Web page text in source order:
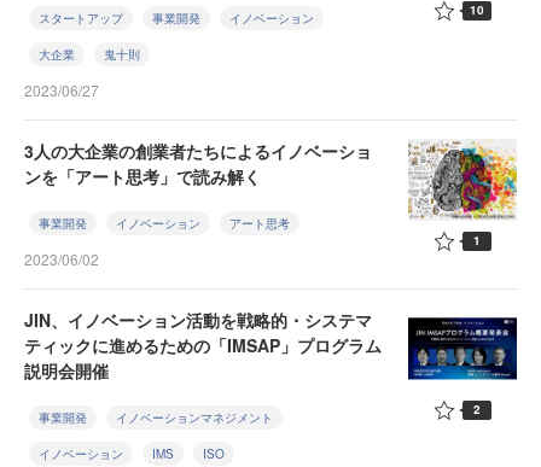
スタートアップ 事業開発 イノベーション
大企業 鬼十則
2023/06/27
10
3人の大企業の創業者たちによるイノベーショ
ンを「アート思考」で読み解く
事業開発 イノベーション アート思考
2023/06/02
1
JIN、イノベーション活動を戦略的・システマ
ティックに進めるための「IMSAP」プログラム
説明会開催
事業開発 イノベーションマネジメント
イノベーション IMS ISO
2